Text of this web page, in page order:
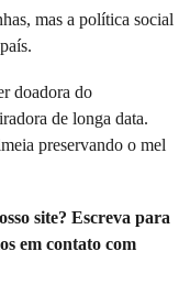
mas a política social
doadora do
de longa data.
preservando o mel
site? Escreva para
em contato com